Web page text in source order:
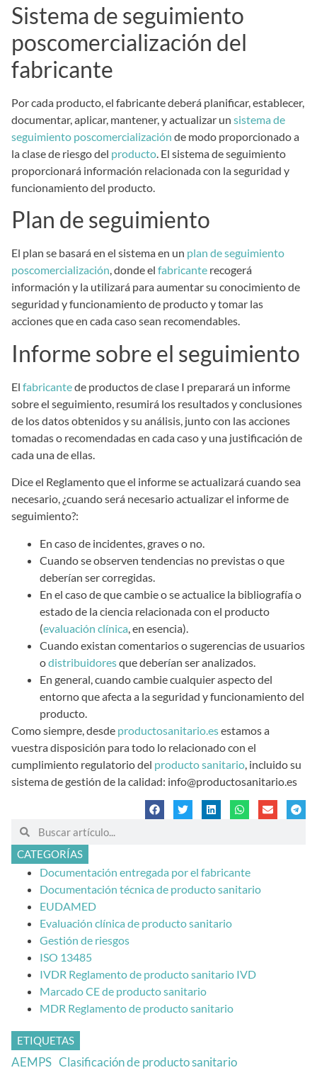
Sistema de seguimiento
poscomercialización del
fabricante
Por cada producto, el fabricante deberá planificar, establecer,
documentar, aplicar, mantener, y actualizar un sistema de
seguimiento poscomercialización de modo proporcionado a
la clase de riesgo del producto. El sistema de seguimiento
proporcionará información relacionada con la seguridad y
funcionamiento del producto.
Plan de seguimiento
El plan se basará en el sistema en un plan de seguimiento
poscomercialización, donde el fabricante recogerá
información y la utilizará para aumentar su conocimiento de
seguridad y funcionamiento de producto y tomar las
acciones que en cada caso sean recomendables.
Informe sobre el seguimiento
El fabricantede productos de clase I preparará un informe
sobre el seguimiento, resumirá los resultados y conclusiones
de los datos obtenidos y su análisis, junto con las acciones
tomadas o recomendadas en cada caso y una justificación de
cada una de ellas.
Dice el Reglamento que el informe se actualizará cuando sea
necesario, ¿cuando será necesario actualizar el informe de
seguimiento?:
En caso de incidentes, graves o no.
Cuando se observen tendencias no previstas o que
deberían ser corregidas.
En el caso de que cambie o se actualice la bibliografía o
estado de la ciencia relacionada con el producto
(evaluación clínica , en esencia).
Cuando existan comentarios o sugerencias de usuarios
odistribuidoresque deberían ser analizados.
En general, cuando cambie cualquier aspecto del
entorno que afecta a la seguridad y funcionamiento del
producto.
Como siempre, desde productosanitario.esestamos a
vuestra disposición para todo lo relacionado con el
cumplimiento regulatorio del producto sanitario , incluido su
sistema de gestión de la calidad: info@productosanitario.es
CATEGORÍAS
Documentación entregada por el fabricante
Documentación técnica de producto sanitario
EUDAMED
Evaluación clínica de producto sanitario
Gestión de riesgos
ISO 13485
IVDR Reglamento de producto sanitario IVD
Marcado CE de producto sanitario
MDR Reglamento de producto sanitario
ETIQUETAS
AEMPS Clasificación de producto sanitario